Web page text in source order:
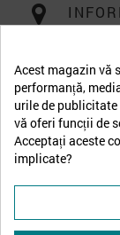
Acest magazin vă
performanță,
urile de
vă oferi funcții de
Acceptați aceste
implicate?